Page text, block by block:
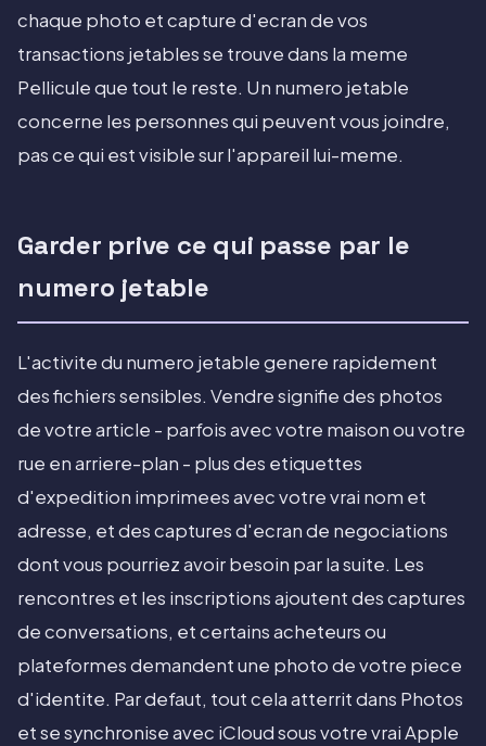
chaque photo et capture d'ecran de vos
transactions jetables se trouve dans la meme
Pellicule que tout le reste. Un numero jetable
concerne les personnes qui peuvent vous joindre,
pas ce qui est visible sur l'appareil lui-meme.
Garder prive ce qui passe par le
numero jetable
L'activite du numero jetable genere rapidement
des fichiers sensibles. Vendre signifie des photos
de votre article - parfois avec votre maison ou votre
rue en arriere-plan - plus des etiquettes
d'expedition imprimees avec votre vrai nom et
adresse, et des captures d'ecran de negociations
dont vous pourriez avoir besoin par la suite. Les
rencontres et les inscriptions ajoutent des captures
de conversations, et certains acheteurs ou
plateformes demandent une photo de votre piece
d'identite. Par defaut, tout cela atterrit dans Photos
et se synchronise avec iCloud sous votre vrai Apple